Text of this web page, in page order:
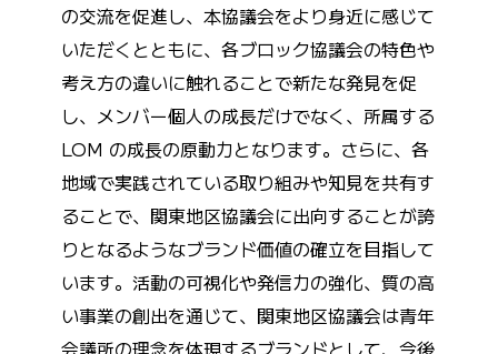
の交流を促進し、本協議会をより身近に感じて
いただくとともに、各ブロック協議会の特色や
考え方の違いに触れることで新たな発見を促
し、メンバー個人の成長だけでなく、所属する
LOM の成長の原動力となります。さらに、各
地域で実践されている取り組みや知見を共有す
ることで、関東地区協議会に出向することが誇
りとなるようなブランド価値の確立を目指して
います。活動の可視化や発信力の強化、質の高
い事業の創出を通じて、関東地区協議会は青年
会議所の理念を体現するブランドとして、今後